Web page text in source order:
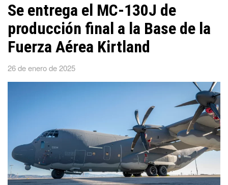
Se entrega el MC-130J de
producción final a la Base de la
Fuerza Aérea Kirtland
26 de enero de 2025